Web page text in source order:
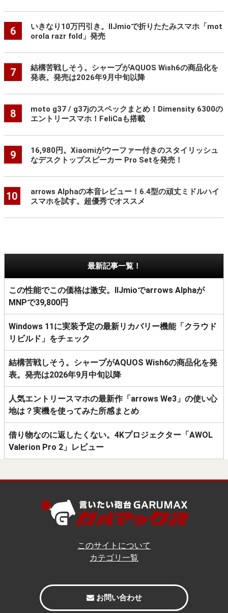
6
いきなり10万円引き。IIJmioで折りたたみスマホ「mot
orola razr fold」発売
7
結構苦戦しそう。シャープがAQUOS Wish6の商品化を
発表。発売は2026年9月中旬以降
8
moto g37 / g37jのスペックまとめ！Dimensity 6300の
エントリースマホ！FeliCaも搭載
9
16,980円。Xiaomiがウーファー付きのスタイリッシュ
なデスクトップスピーカー Pro Setを発売！
10
arrows Alphaの本音レビュー！6.4型の頑丈ミドルハイ
スマホを試す。超優秀でオススメ
最新記事一覧！
この性能でこの価格は激安。IIJmioでarrows Alphaが
MNPで39,800円
Windows 11に実装予定の最新リカバリー機能「クラウド
リビルド」をチェック
結構苦戦しそう。シャープがAQUOS Wish6の商品化を発
表。発売は2026年9月中旬以降
人気エントリースマホの最新作「arrows We3」の使い心
地は？実機を使ってみた所感まとめ
借り物なのに返したくない。4Kプロジェクター「AWOL
Valerion Pro 2」レビュー
このサイトについて
カテゴリ一覧
お問い合わせ